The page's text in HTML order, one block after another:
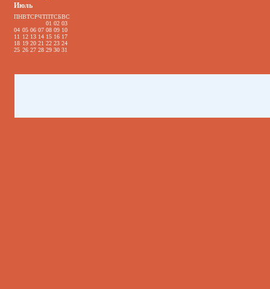
Июль
ПНВТСРЧТПТСБВС
01 02 03
04 05 06 07 08 09 10
11 12 13 14 15 16 17
18 19 20 21 22 23 24
25 26 27 28 29 30 31